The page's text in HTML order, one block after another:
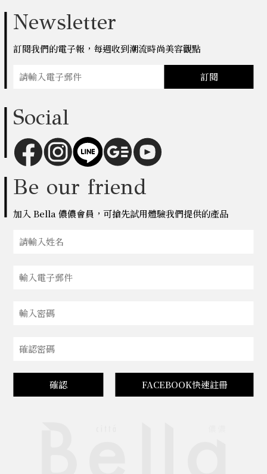
Newsletter
訂閱我們的電子報，每週收到潮流時尚美容觀點
訂閱
Social
Be our friend
加入 Bella 儂儂會員，可搶先試用體驗我們提供的產品
確認 FACEBOOK快速註冊